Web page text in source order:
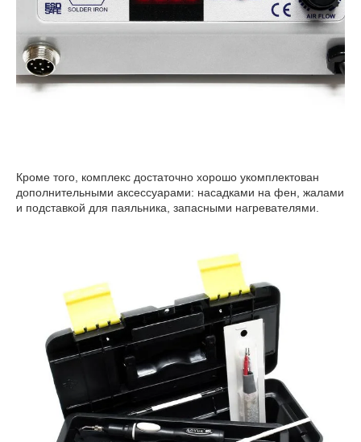
Кроме того, комплекс достаточно хорошо укомплектован
дополнительными аксессуарами: насадками на фен, жалами
и подставкой для паяльника, запасными нагревателями.